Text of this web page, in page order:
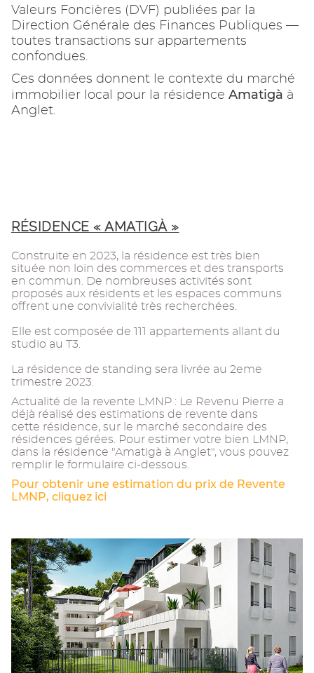
Valeurs Foncières (DVF) publiées par la
Direction Générale des Finances Publiques —
toutes transactions sur appartements
confondues.
Ces données donnent le contexte du marché
immobilier local pour la résidence Amatigà à
Anglet.
RÉSIDENCE « AMATIGÀ »
Construite en 2023, la résidence est très bien
située non loin des commerces et des transports
en commun. De nombreuses activités sont
proposés aux résidents et les espaces communs
offrent une convivialité très recherchées.
Elle est composée de 111 appartements allant du
studio au T3.
La résidence de standing sera livrée au 2eme
trimestre 2023.
Actualité de la revente LMNP : Le Revenu Pierre a
déjà réalisé des estimations de revente dans
cette résidence, sur le marché secondaire des
résidences gérées. Pour estimer votre bien LMNP,
dans la résidence "Amatigà à Anglet", vous pouvez
remplir le formulaire ci-dessous.
Pour obtenir une estimation du prix de Revente
LMNP, cliquez ici